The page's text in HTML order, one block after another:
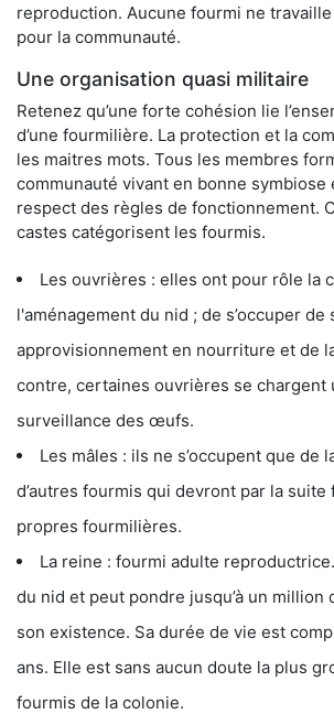
reproduction. Aucune fourmi ne
pour la communauté.
Une organisation quasi militaire
Retenez qu’une forte cohésion lie
d’une fourmilière. La protection et la
les maitres mots. Tous les membres
communauté vivant en bonne symbiose
respect des règles de fonctionnement.
castes catégorisent les fourmis.
Les ouvrières : elles ont pour rôle la
l'aménagement du nid ; de s’occuper de
approvisionnement en nourriture et de
contre, certaines ouvrières se chargent
surveillance des œufs.
Les mâles : ils ne s’occupent que de
d’autres fourmis qui devront par la suite
propres fourmilières.
La reine : fourmi adulte
du nid et peut pondre jusqu’à un million
son existence. Sa durée de vie est
ans. Elle est sans aucun doute la plus
fourmis de la colonie.